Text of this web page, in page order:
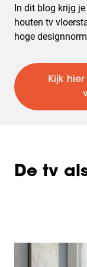
In dit blog krijg
houten tv
hoge
Kijk
De tv